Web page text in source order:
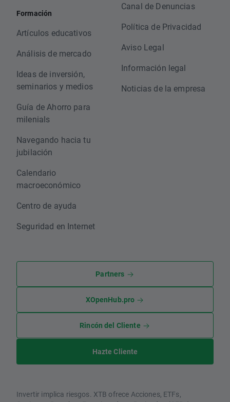
Formación
Artículos educativos
Análisis de mercado
Ideas de inversión,
seminarios y medios
Guía de Ahorro para
milenials
Navegando hacia tu
jubilación
Calendario
macroeconómico
Centro de ayuda
Seguridad en Internet
Canal de Denuncias
Política de Privacidad
Aviso Legal
Información legal
Noticias de la empresa
Partners
XOpenHub.pro
Rincón del Cliente
Hazte Cliente
Invertir implica riesgos. XTB ofrece Acciones, ETFs,